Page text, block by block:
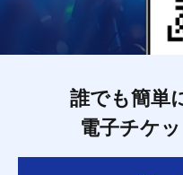
誰でも簡単
電子チケ